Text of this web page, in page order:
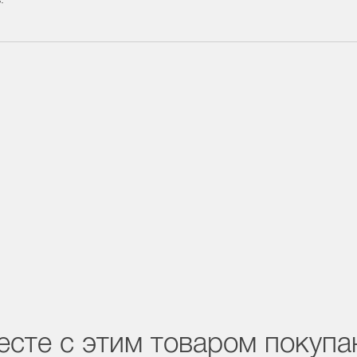
с этим товаром